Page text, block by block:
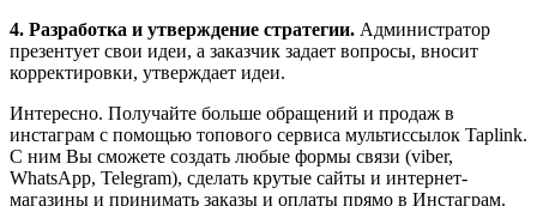
4. Разработка и утверждение стратегии. Администратор
презентует свои идеи, а заказчик задает вопросы, вносит
корректировки, утверждает идеи.
Интересно. Получайте больше обращений и продаж в
инстаграм с помощью топового сервиса мультиссылок Taplink.
С ним Вы сможете создать любые формы связи (viber,
WhatsApp, Telegram), сделать крутые сайты и интернет-
магазины и принимать заказы и оплаты прямо в Инстаграм.